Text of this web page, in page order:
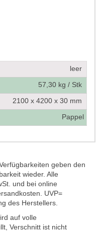
leer
57,30 kg / Stk
2100 x 4200 x 30 mm
Pappel
geben den
wieder. Alle
und bei online
UVP=
des Herstellers.
auf volle
Verschnitt ist nicht